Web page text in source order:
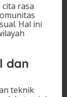
rasa
Hal ini
dan
teknik